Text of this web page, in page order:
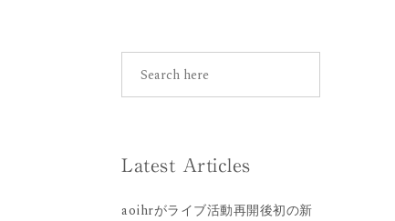
Latest Articles
aoihrがライブ活動再開後初の新